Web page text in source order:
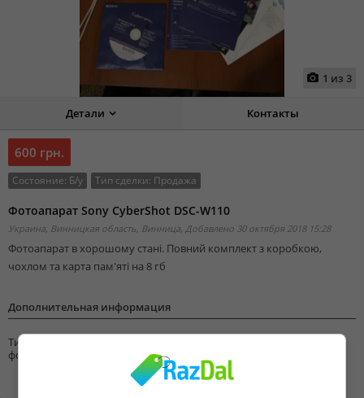
1 из 3
Детали Контакты
600 грн.
Состояние: Б/у Тип сделки: Продажа
Фотоапарат Sony CyberShot DSC-W110
Украина, Винницкая область, Винница, Добавлено 30 октября 2018 15:28
Фотоапарат в хорошому стані. Повний комплект з коробкою,
чохлом та карта пам'яті на 8 гб
Дополнительная информация
Тип товара для
фото/видео